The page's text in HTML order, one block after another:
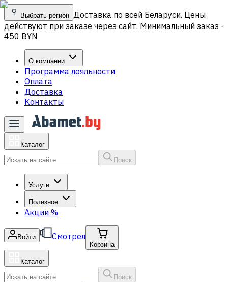
Выбрать регион Доставка по всей Беларуси. Цены
действуют при заказе через сайт. Минимальный заказ -
450 BYN
О компании
Программа лояльности
Оплата
Доставка
Контакты
Каталог
Поиск
Услуги
Полезное
Акции %
Войти Смотрел
Корзина
Каталог
Поиск